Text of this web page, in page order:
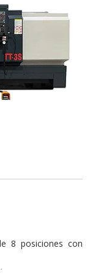
8 posiciones con